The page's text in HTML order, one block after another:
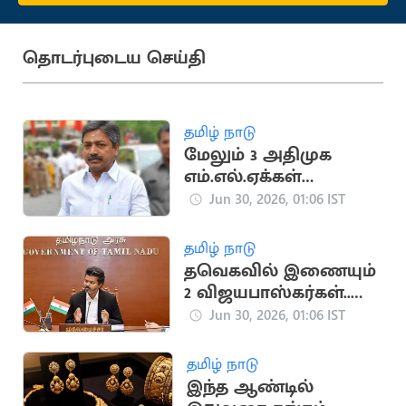
தொடர்புடைய செய்தி
தமிழ் நாடு
மேலும் 3 அதிமுக
எம்.எல்.ஏக்கள்
ராஜினாமா செய்ய
Jun 30, 2026, 01:06 IST
தமிழ் நாடு
தவெகவில் இணையும்
2 விஜயபாஸ்கர்கள்..
மகிழ்ச்சியில் விஜய்
Jun 30, 2026, 01:06 IST
தமிழ் நாடு
இந்த ஆண்டில்